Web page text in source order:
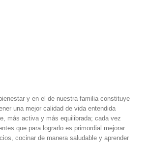
y en el de nuestra familia constituye
una mejor calidad de vida entendida
más activa y más equilibrada; cada vez
que para lograrlo es primordial mejorar
cocinar de manera saludable y aprender